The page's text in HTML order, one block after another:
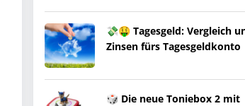
💸🤑 Tagesgeld: Vergleich
Zinsen fürs Tagesgeldkonto
🎲 Die neue Toniebox 2 mit